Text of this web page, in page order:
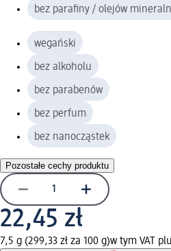
bez parafiny / olejów
wegański
bez alkoholu
bez parabenów
bez perfum
bez nanocząstek
Pozostałe cechy produktu
22,45 zł
7,5 g (299,33 zł za 100 g)w tym VAT